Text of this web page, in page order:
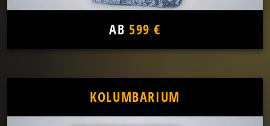
AB 599 €
KOLUMBARIUM